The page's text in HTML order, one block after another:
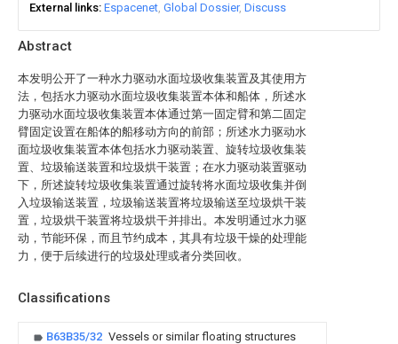
Abstract
本发明公开了一种水力驱动水面垃圾收集装置及其使用方
法，包括水力驱动水面垃圾收集装置本体和船体，所述水
力驱动水面垃圾收集装置本体通过第一固定臂和第二固定
臂固定设置在船体的船移动方向的前部；所述水力驱动水
面垃圾收集装置本体包括水力驱动装置、旋转垃圾收集装
置、垃圾输送装置和垃圾烘干装置；在水力驱动装置驱动
下，所述旋转垃圾收集装置通过旋转将水面垃圾收集并倒
入垃圾输送装置，垃圾输送装置将垃圾输送至垃圾烘干装
置，垃圾烘干装置将垃圾烘干并排出。本发明通过水力驱
动，节能环保，而且节约成本，其具有垃圾干燥的处理能
力，便于后续进行的垃圾处理或者分类回收。
Classifications
B63B35/32 Vessels or similar floating structures
External links Espacenet Global Dossier Discuss